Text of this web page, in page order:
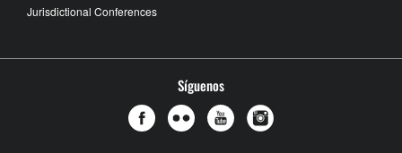
Jurisdictional Conferences
Síguenos